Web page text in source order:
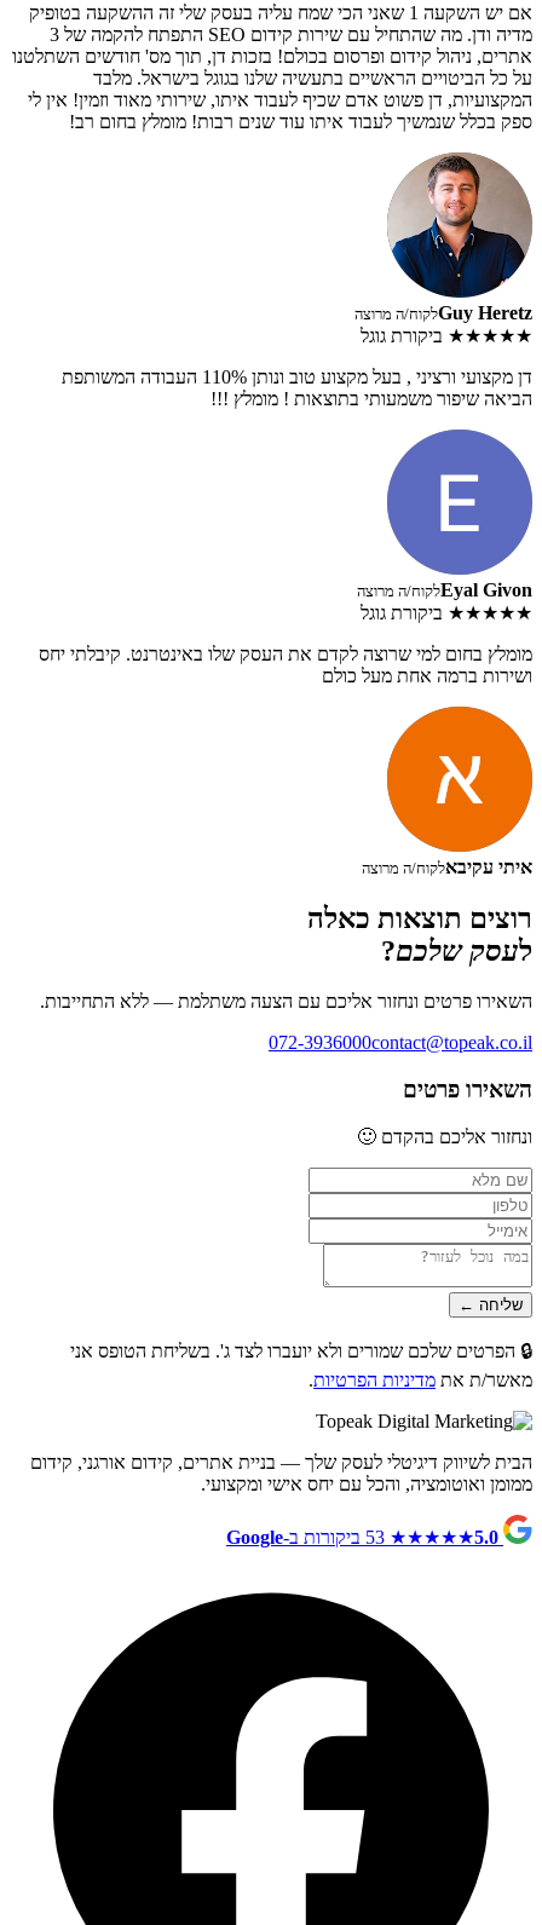
אם יש השקעה 1 שאני הכי שמח עליה בעסק שלי זה ההשקעה בטופיק
מדיה ודן. מה שהתחיל עם שירות קידום SEO התפתח להקמה של 3
אתרים, ניהול קידום ופרסום בכולם! בזכות דן, תוך מס' חודשים השתלטנו
על כל הביטויים הראשיים בתעשיה שלנו בגוגל בישראל. מלבד
המקצועיות, דן פשוט אדם שכיף לעבוד איתו, שירותי מאוד וזמין! אין לי
ספק בכלל שנמשיך לעבוד איתו עוד שנים רבות! מומלץ בחום רב!
Guy Heretzלקוח/ה מרוצה
★★★★★ ביקורת גוגל
דן מקצועי ורציני , בעל מקצוע טוב ונותן 110% העבודה המשותפת
הביאה שיפור משמעותי בתוצאות ! מומלץ !!!
Eyal Givonלקוח/ה מרוצה
★★★★★ ביקורת גוגל
מומלץ בחום למי שרוצה לקדם את העסק שלו באינטרנט. קיבלתי יחס
ושירות ברמה אחת מעל כולם
איתי עקיבאלקוח/ה מרוצה
רוצים תוצאות כאלה
לעסק שלכם?
השאירו פרטים ונחזור אליכם עם הצעה משתלמת — ללא התחייבות.
072-3936000contact@topeak.co.il
השאירו פרטים
ונחזור אליכם בהקדם 🙂
שליחה ←
🔒 הפרטים שלכם שמורים ולא יועברו לצד ג'. בשליחת הטופס אני
מאשר/ת את מדיניות הפרטיות.
הבית לשיווק דיגיטלי לעסק שלך — בניית אתרים, קידום אורגני, קידום
ממומן ואוטומציה, והכל עם יחס אישי ומקצועי.
5.0
★★★★★ 53 ביקורות ב- Google